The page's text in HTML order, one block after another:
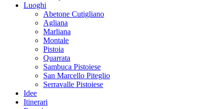
Luoghi
Abetone Cutigliano
Agliana
Marliana
Montale
Pistoia
Quarrata
Sambuca Pistoiese
San Marcello Piteglio
Serravalle Pistoiese
Idee
Itinerari